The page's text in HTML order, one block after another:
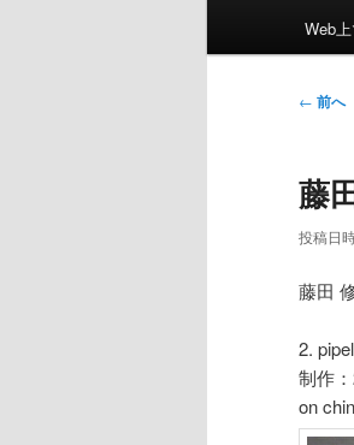
Web
投稿
← 前へ
藤
投稿日
藤田
2.
制作
on